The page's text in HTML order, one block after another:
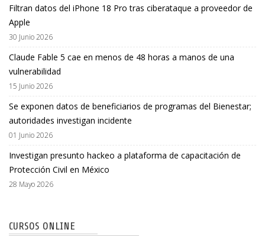
Filtran datos del iPhone 18 Pro tras ciberataque a proveedor de
Apple
30 Junio 2026
Claude Fable 5 cae en menos de 48 horas a manos de una
vulnerabilidad
15 Junio 2026
Se exponen datos de beneficiarios de programas del Bienestar;
autoridades investigan incidente
01 Junio 2026
Investigan presunto hackeo a plataforma de capacitación de
Protección Civil en México
28 Mayo 2026
CURSOS ONLINE